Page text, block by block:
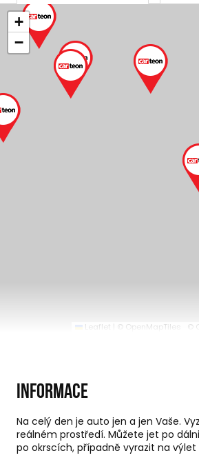
+
−
Leaflet | © OpenMapTiles ©
Informace
Na celý den je auto jen a jen Vaše.
reálném prostředí. Můžete jet po
po okrscích, případně vyrazit na výlet